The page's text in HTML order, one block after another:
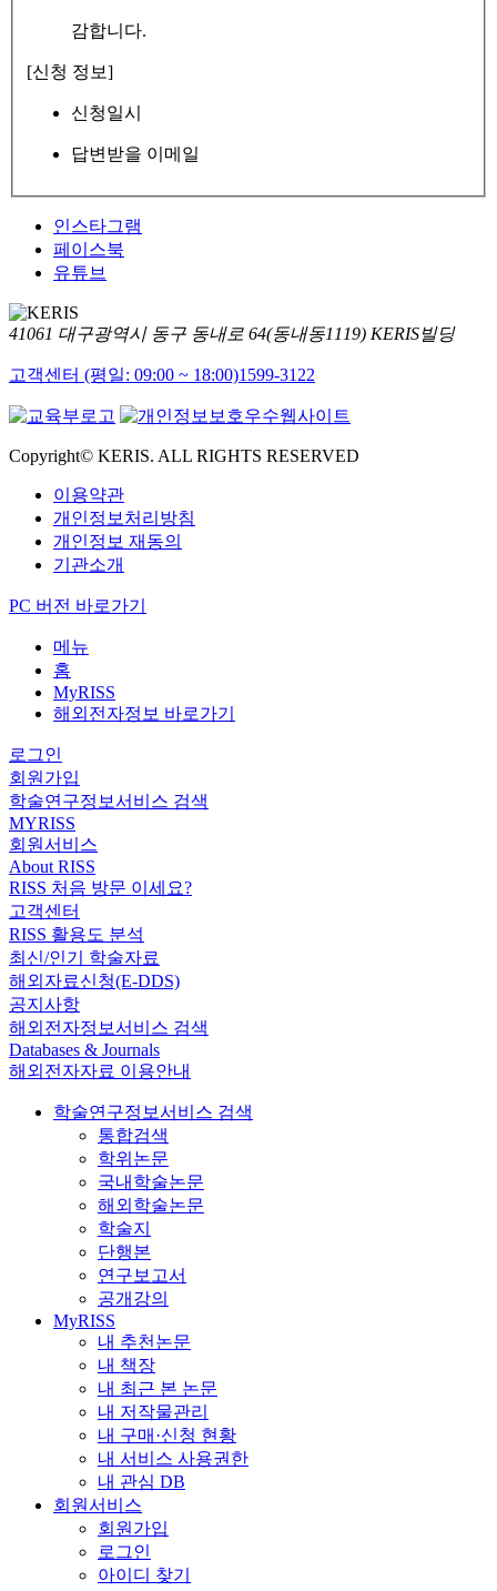
감합니다.
[신청 정보]
신청일시
답변받을 이메일
인스타그램
페이스북
유튜브
41061 대구광역시 동구 동내로 64(동내동1119) KERIS빌딩
고객센터 (평일: 09:00 ~ 18:00)1599-3122
Copyright© KERIS. ALL RIGHTS RESERVED
이용약관
개인정보처리방침
개인정보 재동의
기관소개
PC 버전 바로가기
메뉴
홈
MyRISS
해외전자정보 바로가기
로그인
회원가입
학술연구정보서비스 검색
MYRISS
회원서비스
About RISS
RISS 처음 방문 이세요?
고객센터
RISS 활용도 분석
최신/인기 학술자료
해외자료신청(E-DDS)
공지사항
해외전자정보서비스 검색
Databases & Journals
해외전자자료 이용안내
학술연구정보서비스 검색
통합검색
학위논문
국내학술논문
해외학술논문
학술지
단행본
연구보고서
공개강의
MyRISS
내 추천논문
내 책장
내 최근 본 논문
내 저작물관리
내 구매·신청 현황
내 서비스 사용권한
내 관심 DB
회원서비스
회원가입
로그인
아이디 찾기